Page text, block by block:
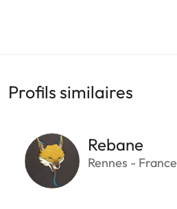
Profils similaires
Rebane
Rennes - France